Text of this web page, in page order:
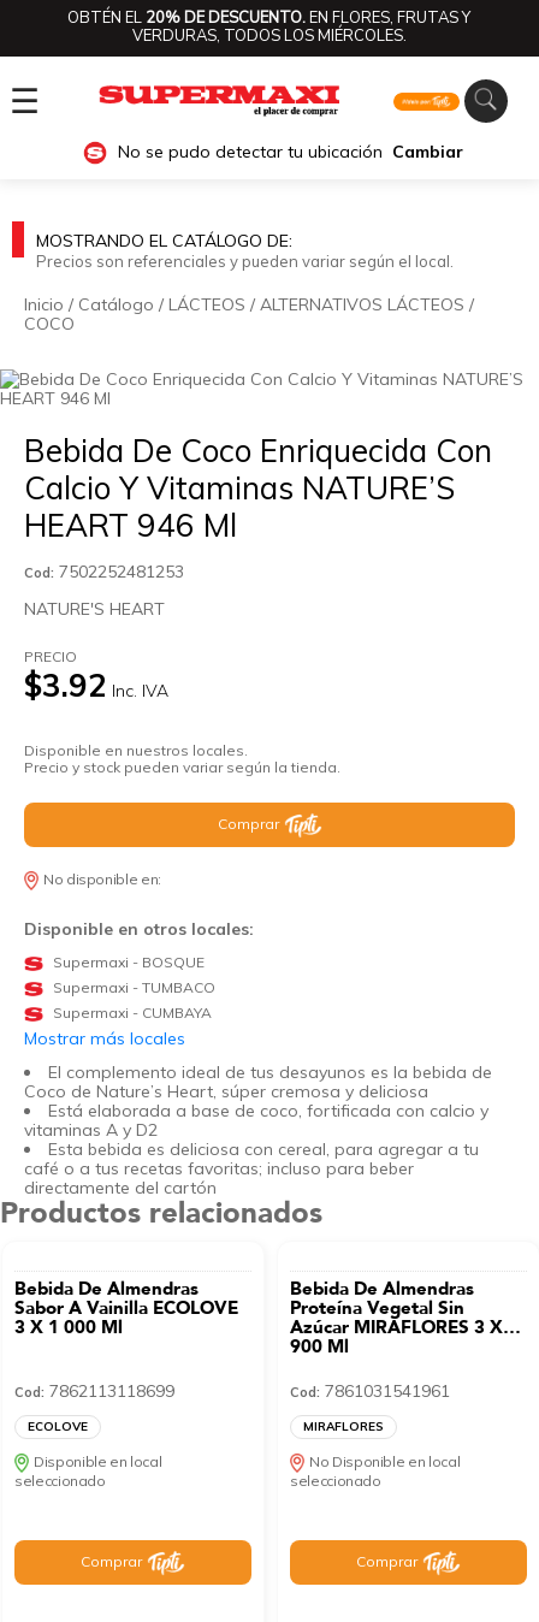
OBTÉN EL 20% DE DESCUENTO.EN FLORES, FRUTAS Y
VERDURAS, TODOS LOS MIÉRCOLES.
☰
No se pudo detectar tu ubicación Cambiar
MOSTRANDO EL CATÁLOGO DE:
Precios son referenciales y pueden variar según el local.
Inicio / Catálogo / LÁCTEOS /ALTERNATIVOS LÁCTEOS /
COCO
Bebida De Coco Enriquecida Con
Calcio Y Vitaminas NATURE’S
HEART 946 Ml
Cod: 7502252481253
NATURE'S HEART
PRECIO
$3.92 Inc. IVA
Disponible en nuestros locales.
Precio y stock pueden variar según la tienda.
Comprar
No disponible en:
Disponible en otros locales:
Supermaxi - BOSQUE
Supermaxi - TUMBACO
Supermaxi - CUMBAYA
Mostrar más locales
El complemento ideal de tus desayunos es la bebida de
Coco de Nature’s Heart, súper cremosa y deliciosa
Está elaborada a base de coco, fortificada con calcio y
vitaminas A y D2
Esta bebida es deliciosa con cereal, para agregar a tu
café o a tus recetas favoritas; incluso para beber
directamente del cartón
Productos relacionados
Bebida De Almendras
Sabor A Vainilla ECOLOVE
3 X 1 000 Ml
Cod: 7862113118699
ECOLOVE
Disponible en local
seleccionado
Comprar
Bebida De Almendras
Proteína Vegetal Sin
Azúcar MIRAFLORES 3 X
900 Ml
Cod: 7861031541961
MIRAFLORES
No Disponible en local
seleccionado
Comprar